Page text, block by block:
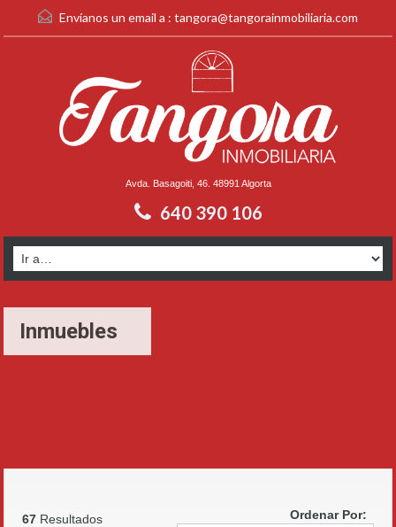
Envíanos un email a : tangora@tangorainmobiliaria.com
Avda. Basagoiti, 46. 48991 Algorta
640 390 106
Inmuebles
67 Resultados Ordenar Por: